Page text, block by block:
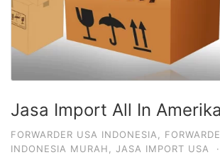
Jasa Import All In Amerika
FORWARDER USA INDONESIA
INDONESIA MURAH
JASA IMPORT USA ·